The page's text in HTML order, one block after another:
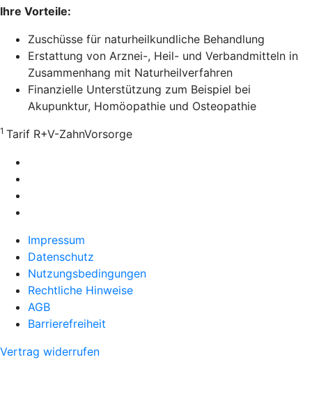
Ihre Vorteile:
Zuschüsse für naturheilkundliche Behandlung
Erstattung von Arznei-, Heil- und Verbandmitteln in
Zusammenhang mit Naturheilverfahren
Finanzielle Unterstützung zum Beispiel bei
Akupunktur, Homöopathie und Osteopathie
1 Tarif R+V-ZahnVorsorge
Impressum
Datenschutz
Nutzungsbedingungen
Rechtliche Hinweise
AGB
Barrierefreiheit
Vertrag widerrufen